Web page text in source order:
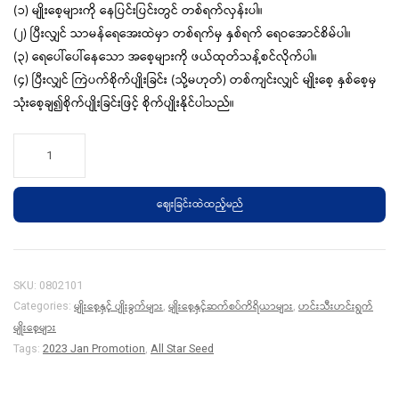
(၁) မျိုးစေ့များကို နေပြင်းပြင်းတွင် တစ်ရက်လှန်းပါ။
(၂) ပြီးလျှင် သာမန်ရေအေးထဲမှာ တစ်ရက်မှ နှစ်ရက် ရေဝအောင်စိမ်ပါ။
(၃) ရေပေါ်ပေါ်နေသော အစေ့များကို ဖယ်ထုတ်သန့်စင်လိုက်ပါ။
(၄) ပြီးလျှင် ကြဲပက်စိုက်ပျိုးခြင်း (သို့မဟုတ်) တစ်ကျင်းလျှင် မျိုးစေ့ နှစ်စေ့မှ
သုံးစေ့ချ၍စိုက်ပျိုးခြင်းဖြင့် စိုက်ပျိုးနိုင်ပါသည်။
Seed
-
quantity
ဈေးခြင်းထဲထည့်မည်
SKU: 0802101
Categories: မျိုးစေ့နှင့် ပျိုးခွက်များ မျိုးစေ့နှင့်ဆက်စပ်ကိရိယာများ ဟင်းသီးဟင်းရွက်
မျိုးစေ့များ
Tags: 2023 Jan Promotion All Star Seed